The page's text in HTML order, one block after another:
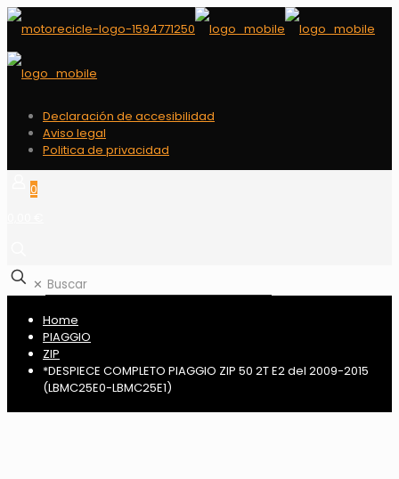
Declaración de accesibilidad
Aviso legal
Politica de privacidad
0
✕
Home
PIAGGIO
ZIP
*DESPIECE COMPLETO PIAGGIO ZIP 50 2T E2 del 2009-2015
(LBMC25E0-LBMC25E1)